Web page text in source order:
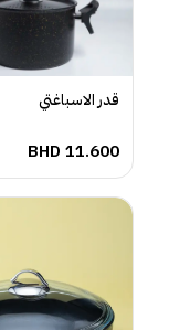
قدر الاسباغتي
BHD 11.600